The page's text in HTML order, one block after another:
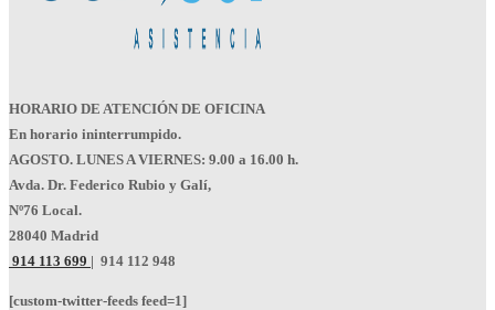
HORARIO DE ATENCIÓN DE OFICINA
En horario ininterrumpido.
AGOSTO. LUNES A VIERNES: 9.00 a 16.00 h.
Avda. Dr. Federico Rubio y Galí,
Nº76 Local.
28040 Madrid
914 113 699 | 914 112 948
[custom-twitter-feeds feed=1]